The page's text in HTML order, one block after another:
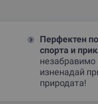
Перфектен
спорта и
изненадай
природата!